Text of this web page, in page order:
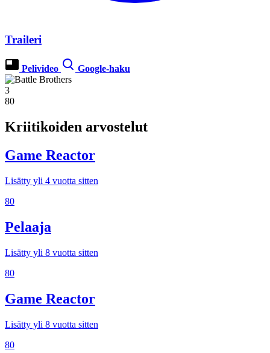
Traileri
Pelivideo Google-haku
3
80
Kriitikoiden arvostelut
Game Reactor
Lisätty yli 4 vuotta sitten
80
Pelaaja
Lisätty yli 8 vuotta sitten
80
Game Reactor
Lisätty yli 8 vuotta sitten
80